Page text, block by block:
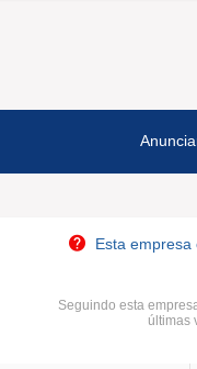
Esta empresa
Seguindo esta
últimas